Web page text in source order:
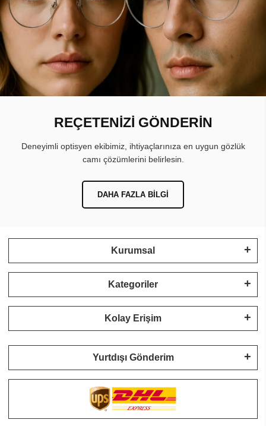
REÇETENİZİ GÖNDERİN
Deneyimli optisyen ekibimiz, ihtiyaçlarınıza en uygun gözlük
camı çözümlerini belirlesin.
DAHA FAZLA BILGI
Kurumsal
Kategoriler
Kolay Erişim
Yurtdışı Gönderim